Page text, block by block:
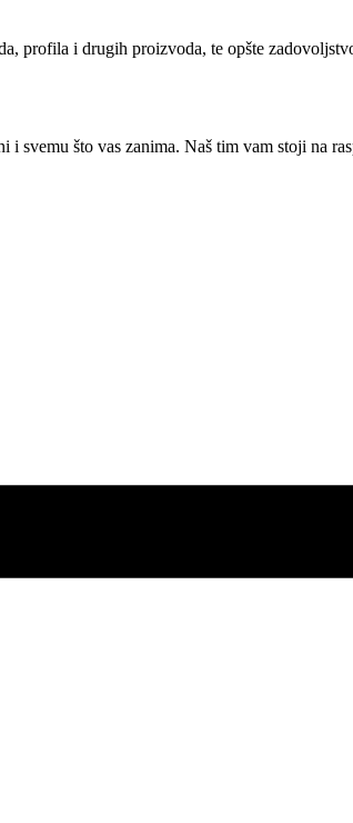
profila i drugih proizvoda, te opšte
svemu što vas zanima. Naš tim vam stoji na